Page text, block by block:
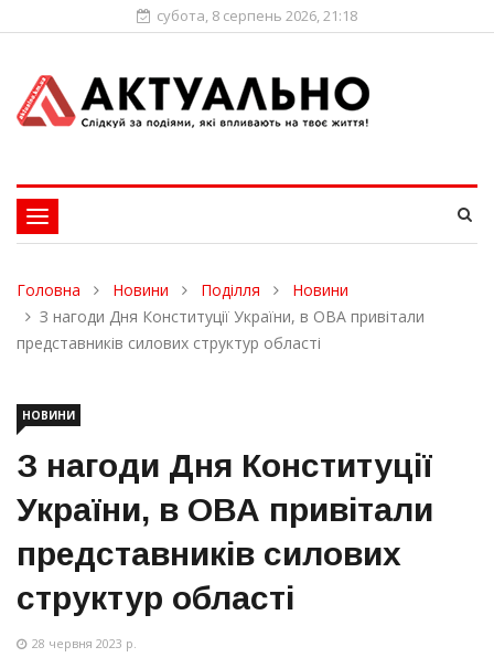
субота, 8 серпень 2026, 21:18
Toggle
navigation
Головна Новини Поділля
Новини
З нагоди Дня Конституції України, в ОВА привітали
представників силових структур області
НОВИНИ
З нагоди Дня Конституції
України, в ОВА привітали
представників силових
структур області
28 червня 2023 р.